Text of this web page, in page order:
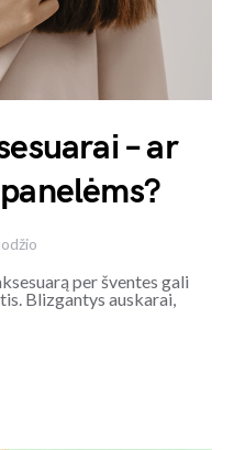
– ar
per šventes gali
Blizgantys auskarai,